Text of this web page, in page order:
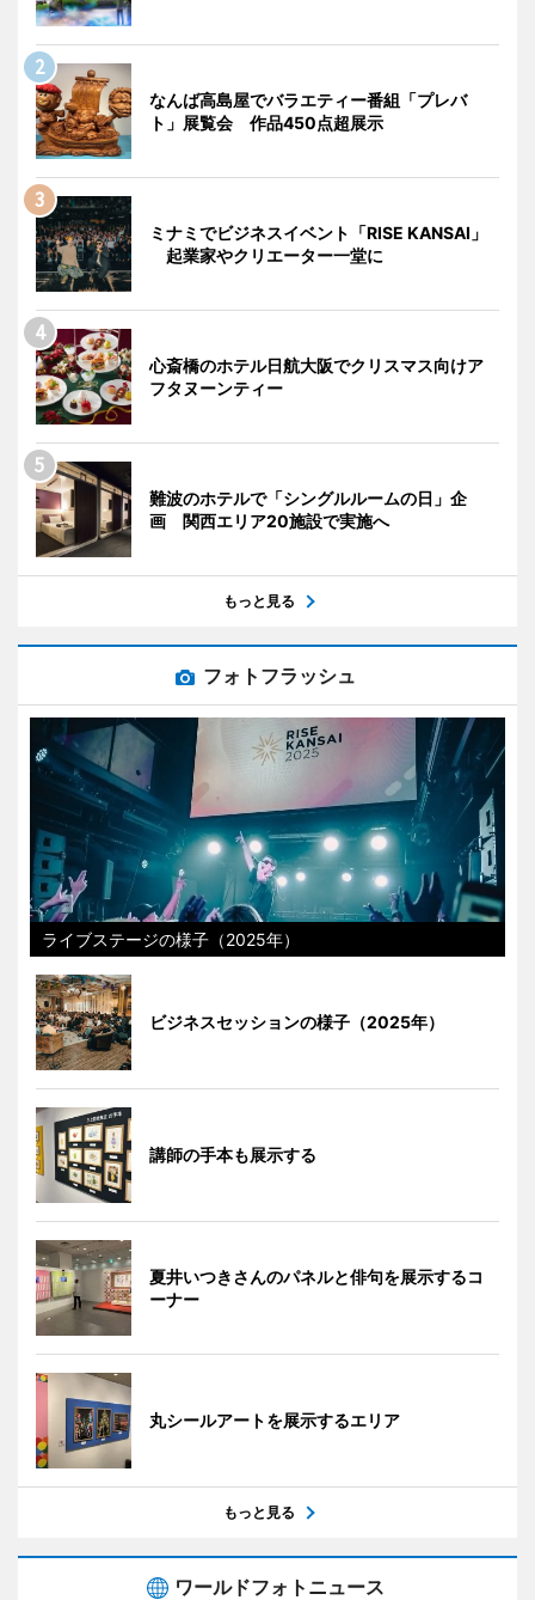
なんば高島屋でバラエティー番組「プレバ
ト」展覧会 作品450点超展示
ミナミでビジネスイベント「RISE KANSAI」
起業家やクリエーター一堂に
心斎橋のホテル日航大阪でクリスマス向けア
フタヌーンティー
難波のホテルで「シングルルームの日」企
画 関西エリア20施設で実施へ
もっと見る
フォトフラッシュ
ライブステージの様子（2025年）
ビジネスセッションの様子（2025年）
講師の手本も展示する
夏井いつきさんのパネルと俳句を展示するコ
ーナー
丸シールアートを展示するエリア
もっと見る
ワールドフォトニュース